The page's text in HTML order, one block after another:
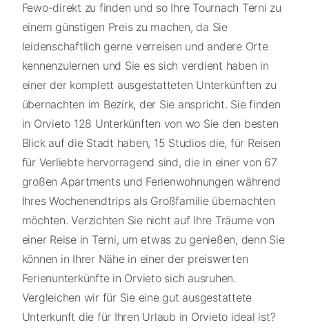
Fewo-direkt zu finden und so Ihre Tournach Terni zu
einem günstigen Preis zu machen, da Sie
leidenschaftlich gerne verreisen und andere Orte
kennenzulernen und Sie es sich verdient haben in
einer der komplett ausgestatteten Unterkünften zu
übernachten im Bezirk, der Sie anspricht. Sie finden
in Orvieto 128 Unterkünften von wo Sie den besten
Blick auf die Stadt haben, 15 Studios die, für Reisen
für Verliebte hervorragend sind, die in einer von 67
großen Apartments und Ferienwohnungen während
Ihres Wochenendtrips als Großfamilie übernachten
möchten. Verzichten Sie nicht auf Ihre Träume von
einer Reise in Terni, um etwas zu genießen, denn Sie
können in Ihrer Nähe in einer der preiswerten
Ferienunterkünfte in Orvieto sich ausruhen.
Vergleichen wir für Sie eine gut ausgestattete
Unterkunft die für Ihren Urlaub in Orvieto ideal ist?